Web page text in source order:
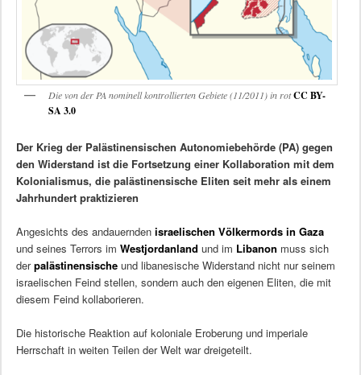
Die von der PA nominell kontrollierten Gebiete (11/2011) in rot CC BY-
SA 3.0
Der Krieg der Palästinensischen Autonomiebehörde (PA) gegen
den Widerstand ist die Fortsetzung einer Kollaboration mit dem
Kolonialismus, die palästinensische Eliten seit mehr als einem
Jahrhundert praktizieren
Angesichts des andauernden israelischen Völkermords in Gaza
und seines Terrors im Westjordanland und im Libanon muss sich
derpalästinensischeund libanesische Widerstand nicht nur seinem
israelischen Feind stellen, sondern auch den eigenen Eliten, die mit
diesem Feind kollaborieren.
Die historische Reaktion auf koloniale Eroberung und imperiale
Herrschaft in weiten Teilen der Welt war dreigeteilt.